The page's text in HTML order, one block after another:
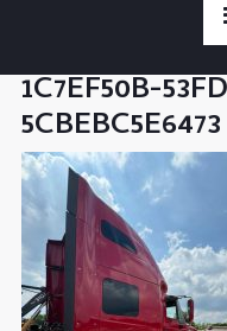
1C7EF50B-
5CBEBC5E6473